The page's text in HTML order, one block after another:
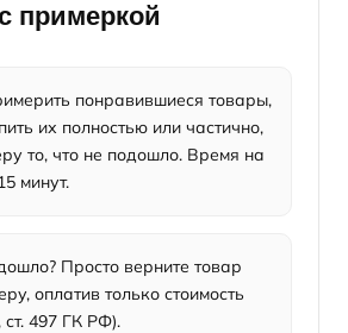
примеркой
понравившиеся товары,
их полностью или частично,
то, что не подошло. Время на
минут.
Просто верните товар
оплатив только стоимость
ст. 497 ГК РФ).